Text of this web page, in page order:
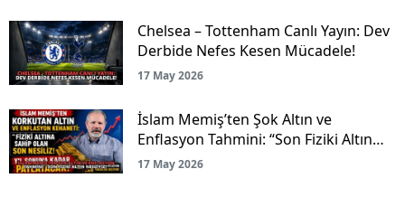
Chelsea – Tottenham Canlı Yayın: Dev
Derbide Nefes Kesen Mücadele!
17 May 2026
İslam Memiş’ten Şok Altın ve
Enflasyon Tahmini: “Son Fiziki Altın
Nesliyiz!”
17 May 2026